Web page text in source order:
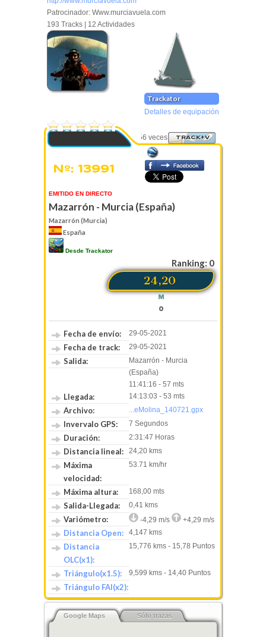
Patrocinador: Www.murciavuela.com
193 Tracks | 12 Actividades
Trackator
Detalles de equipación
Visto 3656 veces TRACK+V
Nº: 13991
EMITIDO EN DIRECTO
Mazarrón - Murcia (España)
Mazarrón (Murcia)
España
Desde Trackator
Ranking: 0
24,20
M
0
Fecha de envío: 29-05-2021
Fecha de track: 29-05-2021
Salida:
Mazarrón - Murcia
(España)
11:41:16 - 57 mts
Llegada: 14:13:03 - 53 mts
Archivo: ...eMolina_140721.gpx
Invervalo GPS: 7 Segundos
Duración: 2:31:47 Horas
Distancia lineal: 24,20 kms
Máxima
velocidad:
53.71 km/hr
Máxima altura: 168,00 mts
Salida-Llegada: 0,41 kms
Variómetro: -4,29 m/s +4,29 m/s
Distancia Open: 4,147 kms
Distancia
OLC(x1):
15,776 kms - 15,78 Puntos
Triángulo(x1.5): 9,599 kms - 14,40 Puntos
Triángulo FAI(x2):
Google Maps Sólo trazas